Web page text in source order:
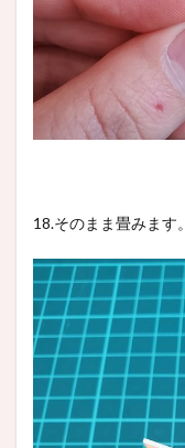
18.そのまま畳みます。